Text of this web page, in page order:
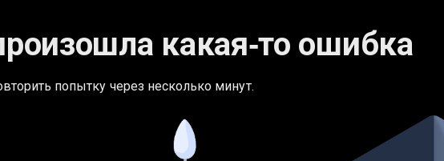
какая‑то ошибка
попытку через несколько минут.